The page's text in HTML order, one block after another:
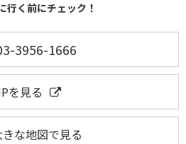
行く前にチェック！
3956-1666
を見る
きな地図で見る